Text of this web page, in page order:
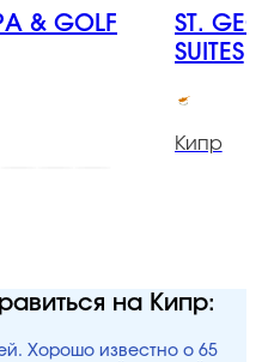
& GOLF
ST.
SUITES
Кипр
на Кипр:
Хорошо известно о 65